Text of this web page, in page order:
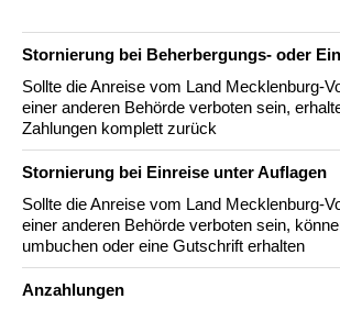
Stornierung bei Beherbergungs- oder
Sollte die Anreise vom Land Mecklenburg-
einer anderen Behörde verboten sein,
Zahlungen komplett zurück
Stornierung bei Einreise unter Auflagen
Sollte die Anreise vom Land Mecklenburg-
einer anderen Behörde verboten sein,
umbuchen oder eine Gutschrift erhalten
Anzahlungen